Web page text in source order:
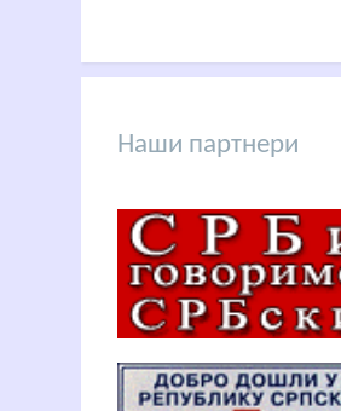
Наши партнери